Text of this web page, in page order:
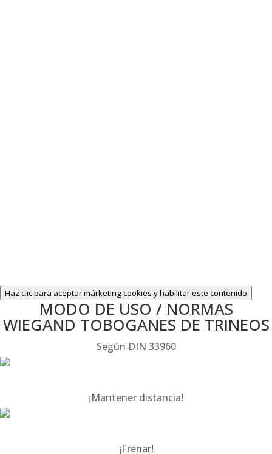
Haz clic para aceptar márketing cookies y habilitar este contenido
MODO DE USO / NORMAS
WIEGAND TOBOGANES DE TRINEOS
Según DIN 33960
¡Mantener distancia!
¡Frenar!